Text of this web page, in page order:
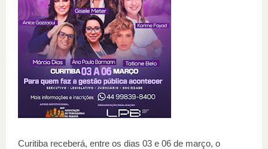
Curitiba receberá, entre os dias 03 e 06 de março, o